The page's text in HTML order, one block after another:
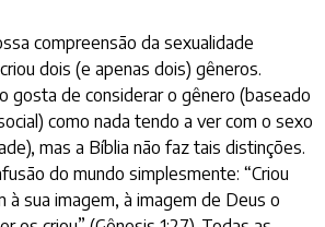
compreensão da sexualidade
dois (e apenas dois) gêneros.
gosta de considerar o gênero (baseado
como nada tendo a ver com o sexo
mas a Bíblia não faz tais distinções.
do mundo simplesmente: “Criou
à sua imagem, à imagem de Deus o